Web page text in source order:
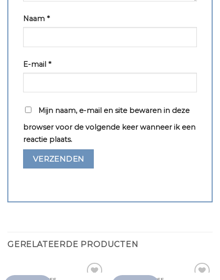
Naam *
E-mail *
Mijn naam, e-mail en site bewaren in deze
browser voor de volgende keer wanneer ik een
reactie plaats.
GERELATEERDE PRODUCTEN